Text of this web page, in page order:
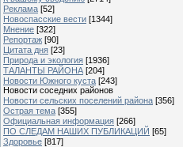
Реклама [52]
Новоспасские вести [1344]
Мнение [322]
Репортаж [90]
Цитата дня [23]
Природа и экология [1936]
ТАЛАНТЫ РАЙОНА [204]
Новости Южного куста [243]
Новости соседних районов
Новости сельских поселений района [356]
Острая тема [355]
Официальная информация [266]
ПО СЛЕДАМ НАШИХ ПУБЛИКАЦИЙ [65]
Здоровье [817]